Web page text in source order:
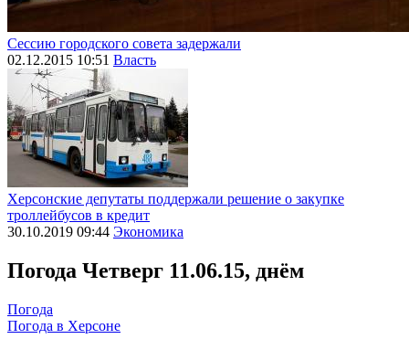
Сессию городского совета задержали
02.12.2015 10:51 Власть
Херсонские депутаты поддержали решение о закупке
троллейбусов в кредит
30.10.2019 09:44 Экономика
Погода Четверг 11.06.15, днём
Погода
Погода в Херсоне